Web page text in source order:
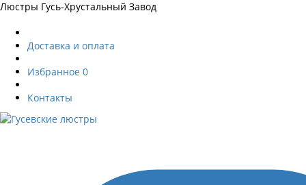
Люстры Гусь-Хрустальный Завод
Доставка и оплата
Избранное 0
Контакты